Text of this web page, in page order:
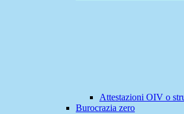
Attestazioni OIV o
Burocrazia zero